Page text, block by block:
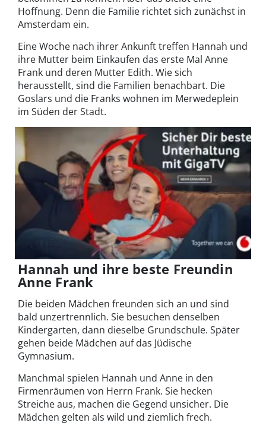
Hoffnung. Denn die Familie richtet sich zunächst in
Amsterdam ein.
Eine Woche nach ihrer Ankunft treffen Hannah und
ihre Mutter beim Einkaufen das erste Mal Anne
Frank und deren Mutter Edith. Wie sich
herausstellt, sind die Familien benachbart. Die
Goslars und die Franks wohnen im Merwedeplein
im Süden der Stadt.
Hannah und ihre beste Freundin
Anne Frank
Die beiden Mädchen freunden sich an und sind
bald unzertrennlich. Sie besuchen denselben
Kindergarten, dann dieselbe Grundschule. Später
gehen beide Mädchen auf das Jüdische
Gymnasium.
Manchmal spielen Hannah und Anne in den
Firmenräumen von Herrn Frank. Sie hecken
Streiche aus, machen die Gegend unsicher. Die
Mädchen gelten als wild und ziemlich frech.